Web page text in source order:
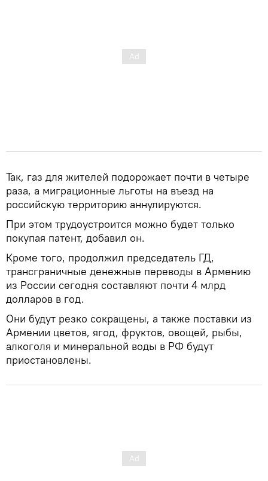
Так, газ для жителей подорожает почти в четыре
раза, а миграционные льготы на въезд на
российскую территорию аннулируются.
При этом трудоустроится можно будет только
покупая патент, добавил он.
Кроме того, продолжил председатель ГД,
трансграничные денежные переводы в Армению
из России сегодня составляют почти 4 млрд
долларов в год.
Они будут резко сокращены, а также поставки из
Армении цветов, ягод, фруктов, овощей, рыбы,
алкоголя и минеральной воды в РФ будут
приостановлены.